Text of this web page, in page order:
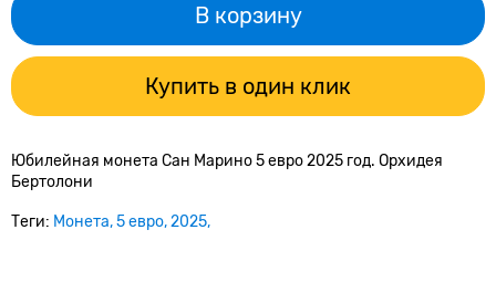
В корзину
Купить в один клик
Юбилейная монета Сан Марино 5 евро 2025 год. Орхидея
Бертолони
Теги: Монета 5 евро 2025